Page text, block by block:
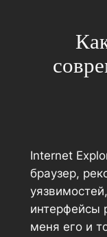
содержимому
Internet
браузер,
интерфейсы
меня его и